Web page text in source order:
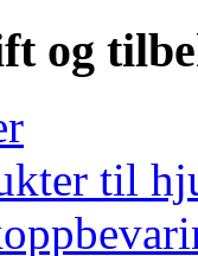
og
til